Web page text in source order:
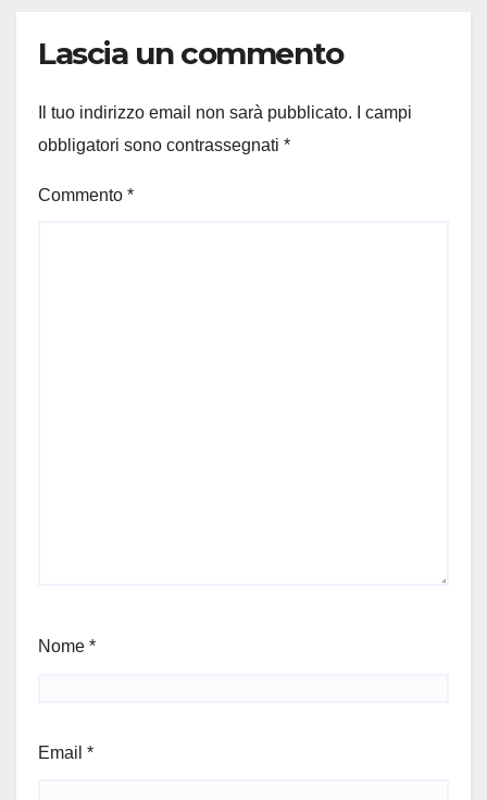
Lascia un commento
Il tuo indirizzo email non sarà pubblicato.
I campi
obbligatori sono contrassegnati *
Commento *
Nome *
Email *